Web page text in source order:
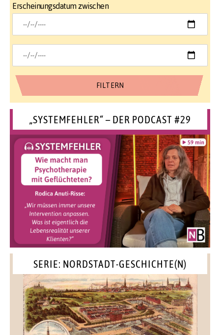
Erscheinungsdatum zwischen
„SYSTEMFEHLER“ – DER PODCAST #29
SERIE: NORDSTADT-GESCHICHTE(N)